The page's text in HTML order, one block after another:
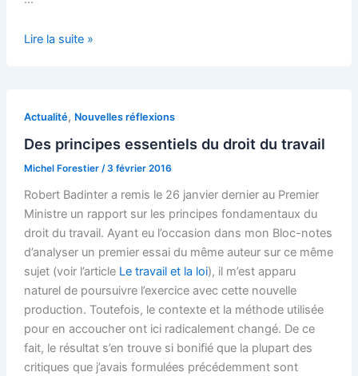
Faut-
vie
la
gagner
?
Lire la suite »
Actualité, Nouvelles réflexions
Des principes essentiels du droit du travail
Michel Forestier /3 février 2016
Robert Badinter a remis le 26 janvier dernier au Premier
Ministre un rapport sur les principes fondamentaux du
droit du travail. Ayant eu l’occasion dans mon Bloc-notes
d’analyser un premier essai du même auteur sur ce même
sujet (voir l’article Le travail et la loi), il m’est apparu
naturel de poursuivre l’exercice avec cette nouvelle
production. Toutefois, le contexte et la méthode utilisée
pour en accoucher ont ici radicalement changé. De ce
fait, le résultat s’en trouve si bonifié que la plupart des
critiques que j’avais formulées précédemment sont